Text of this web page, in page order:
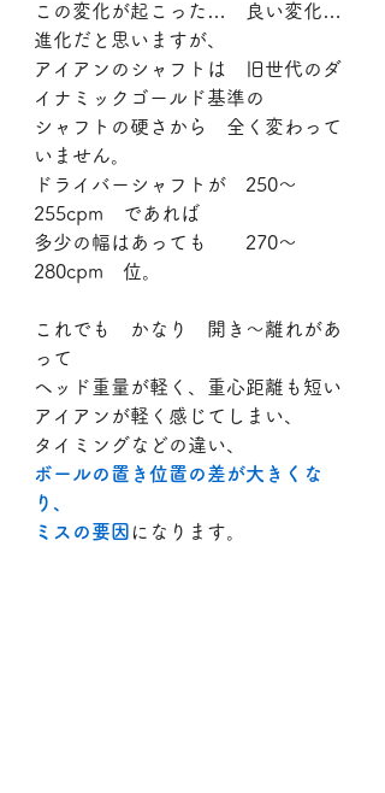
この変化が起こった…　良い変化…
進化だと思いますが、
アイアンのシャフトは　旧世代のダ
イナミックゴールド基準の
シャフトの硬さから　全く変わって
いません。
ドライバーシャフトが　250～
255cpm　であれば
多少の幅はあっても　　270～
280cpm　位。
これでも　かなり　開き～離れがあ
って
ヘッド重量が軽く、重心距離も短い
アイアンが軽く感じてしまい、
タイミングなどの違い、
ボールの置き位置の差が大きくな
り、
ミスの要因 になります。